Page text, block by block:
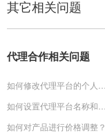
其它相关问题
代理合作相关问题
如何对产品进行价格调整？